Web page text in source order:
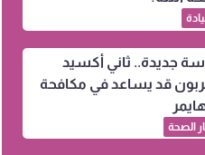
جديدة.. ثاني أكسيد
قد يساعد في مكافحة
الصحة